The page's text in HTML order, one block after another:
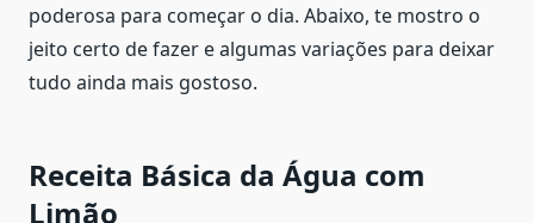
poderosa para começar o dia. Abaixo, te mostro o
jeito certo de fazer e algumas variações para deixar
tudo ainda mais gostoso.
Receita Básica da Água com
Limão